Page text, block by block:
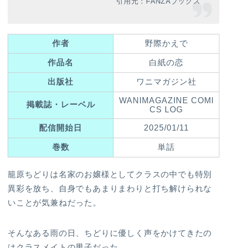
作者 野際かえで
作品名 白紙の恋
出版社 ワニマガジン社
掲載誌・レーベル
WANIMAGAZINE COMI
CS LOG
配信開始日 2025/01/11
巻数 単話
籠原ちどりは名家のお嬢様としてクラスの中でも特別
異彩を放ち、自身でもあまりまわりと打ち解けられな
いことが気兼ねだった。
そんなある雨の日、ちどりに優しく声をかけてきたの